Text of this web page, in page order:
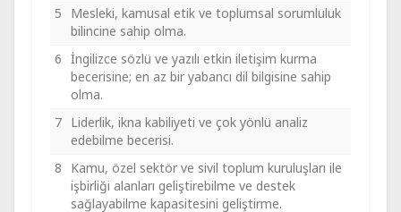
5
Mesleki, kamusal etik ve toplumsal sorumluluk
bilincine sahip olma.
6 İngilizce sözlü ve yazılı etkin iletişim kurma
becerisine; en az bir yabancı dil bilgisine sahip
olma.
7 Liderlik, ikna kabiliyeti ve çok yönlü analiz
edebilme becerisi.
8
Kamu, özel sektör ve sivil toplum kuruluşları ile
işbirliği alanları geliştirebilme ve destek
sağlayabilme kapasitesini geliştirme.